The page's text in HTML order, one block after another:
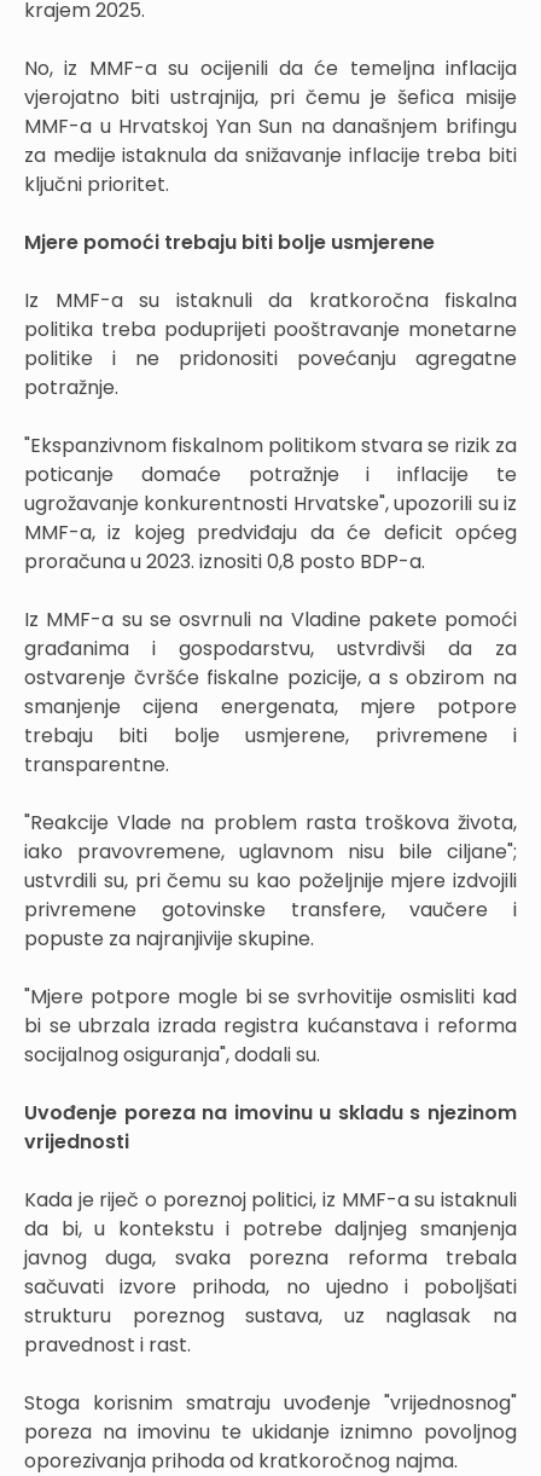
krajem 2025.
No, iz MMF-a su ocijenili da će temeljna inflacija
vjerojatno biti ustrajnija, pri čemu je šefica misije
MMF-a u Hrvatskoj Yan Sun na današnjem brifingu
za medije istaknula da snižavanje inflacije treba biti
ključni prioritet.
Mjere pomoći trebaju biti bolje usmjerene
Iz MMF-a su istaknuli da kratkoročna fiskalna
politika treba poduprijeti pooštravanje monetarne
politike i ne pridonositi povećanju agregatne
potražnje.
"Ekspanzivnom fiskalnom politikom stvara se rizik za
poticanje domaće potražnje i inflacije te
ugrožavanje konkurentnosti Hrvatske", upozorili su iz
MMF-a, iz kojeg predviđaju da će deficit općeg
proračuna u 2023. iznositi 0,8 posto BDP-a.
Iz MMF-a su se osvrnuli na Vladine pakete pomoći
građanima i gospodarstvu, ustvrdivši da za
ostvarenje čvršće fiskalne pozicije, a s obzirom na
smanjenje cijena energenata, mjere potpore
trebaju biti bolje usmjerene, privremene i
transparentne.
"Reakcije Vlade na problem rasta troškova života,
iako pravovremene, uglavnom nisu bile ciljane";
ustvrdili su, pri čemu su kao poželjnije mjere izdvojili
privremene gotovinske transfere, vaučere i
popuste za najranjivije skupine.
"Mjere potpore mogle bi se svrhovitije osmisliti kad
bi se ubrzala izrada registra kućanstava i reforma
socijalnog osiguranja", dodali su.
Uvođenje poreza na imovinu u skladu s njezinom
vrijednosti
Kada je riječ o poreznoj politici, iz MMF-a su istaknuli
da bi, u kontekstu i potrebe daljnjeg smanjenja
javnog duga, svaka porezna reforma trebala
sačuvati izvore prihoda, no ujedno i poboljšati
strukturu poreznog sustava, uz naglasak na
pravednost i rast.
Stoga korisnim smatraju uvođenje "vrijednosnog"
poreza na imovinu te ukidanje iznimno povoljnog
oporezivanja prihoda od kratkoročnog najma.